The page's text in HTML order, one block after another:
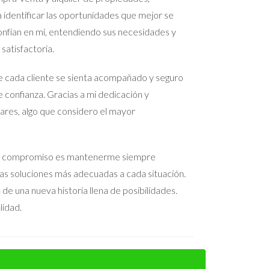
durante el proceso.
abierta, incluso después de
la cooperación y la comunicación, muchas
y encontrar soluciones que sean aceptables
las oportunidades que mejor se
en mí, entendiendo sus necesidades y
cliente se sienta acompañado y seguro
Gracias a mi dedicación y
algo que considero el mayor
compromiso es mantenerme siempre
soluciones más adecuadas a cada situación.
una nueva historia llena de posibilidades.